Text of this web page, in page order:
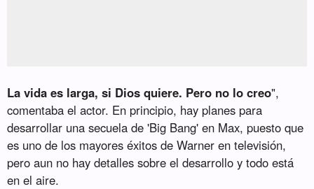
La vida es larga, si Dios quiere. Pero no lo creo",
comentaba el actor. En principio, hay planes para
desarrollar una secuela de 'Big Bang' en Max, puesto que
es uno de los mayores éxitos de Warner en televisión,
pero aun no hay detalles sobre el desarrollo y todo está
en el aire.